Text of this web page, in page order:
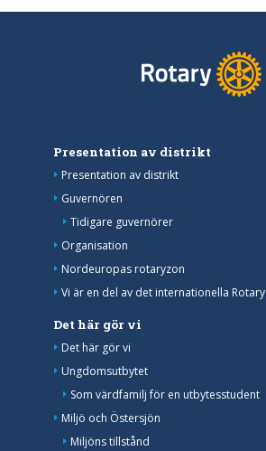
Presentation av distrikt
Presentation av distrikt
Guvernören
Tidigare guvernörer
Organisation
Nordeuropas rotaryzon
Vi är en del av det internationella Rotary
Det här gör vi
Det här gör vi
Ungdomsutbytet
Som värdfamilj för en utbytesstudent
Miljö och Östersjön
Miljöns tillstånd